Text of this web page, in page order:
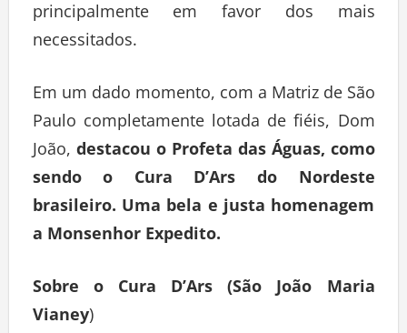
principalmente em favor dos mais
necessitados.
Em um dado momento, com a Matriz de São
Paulo completamente lotada de fiéis, Dom
João, destacou o Profeta das Águas, como
sendo o Cura D’Ars do Nordeste
brasileiro. Uma bela e justa homenagem
a Monsenhor Expedito.
Sobre o Cura D’Ars (São João Maria
Vianey)